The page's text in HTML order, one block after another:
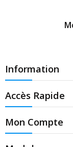
Information
Accès Rapide
Mon Compte